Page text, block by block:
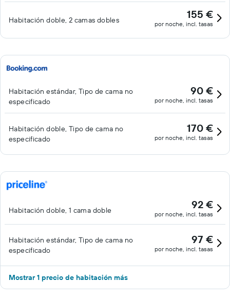
Habitación doble, 2 camas dobles 155 €
por noche, incl. tasas
Habitación estándar, Tipo de cama no
especificado
90 €
por noche, incl. tasas
Habitación doble, Tipo de cama no
especificado
170 €
por noche, incl. tasas
Habitación doble, 1 cama doble 92 €
por noche, incl. tasas
Habitación estándar, Tipo de cama no
especificado
97 €
por noche, incl. tasas
Mostrar 1 precio de habitación más